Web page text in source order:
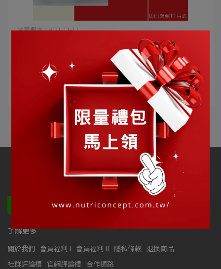
1111超值購！滿額就抽1111元紅利折抵大禮
營養概念 | 2021-11-11
#好康報報 —即日起至11月底— 凡訂單單筆⋯
了解更多
關於我們 會員福利 I 會員福利 II 隱私條款 退換商品
社群評論禮 官網評論禮 合作通路